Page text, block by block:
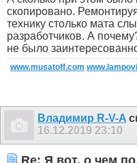
скопировано.
технику столько мата
разработчиков. А
не было
www.musatoff.com
Владимир R-V-A
16.12.2019 23:10